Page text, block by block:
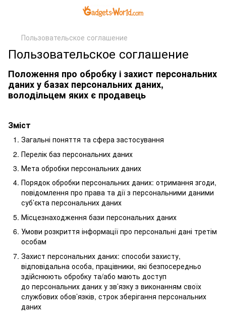
Пользовательское соглашение
Пользовательское соглашение
Положення про обробку і захист персональних
даних у базах персональних даних,
володільцем яких є продавець
Зміст
Загальні поняття та сфера застосування
Перелік баз персональних даних
Мета обробки персональних даних
Порядок обробки персональних даних: отримання згоди,
повідомлення про права та дії з персональними даними
суб’єкта персональних даних
Місцезнаходження бази персональних даних
Умови розкриття інформації про персональні дані третім
особам
Захист персональних даних: способи захисту,
відповідальна особа, працівники, які безпосередньо
здійснюють обробку та/або мають доступ
до персональних даних у зв’язку з виконанням своїх
службових обов’язків, строк зберігання персональних
даних